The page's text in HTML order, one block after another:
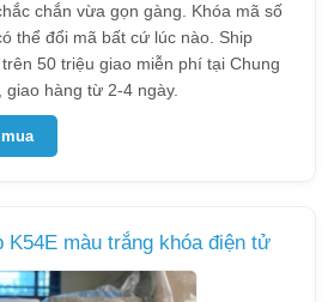
chắn vừa gọn gàng. Khóa mã số
thể đổi mã bất cứ lúc nào. Ship
50 triệu giao miễn phí tại Chung
hàng từ 2-4 ngày.
K54E màu trắng khóa điện tử